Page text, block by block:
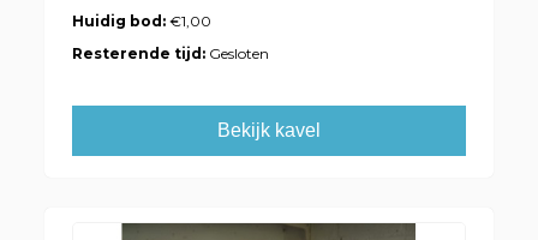
Huidig bod:€1,00
Resterende tijd: Gesloten
Bekijk kavel